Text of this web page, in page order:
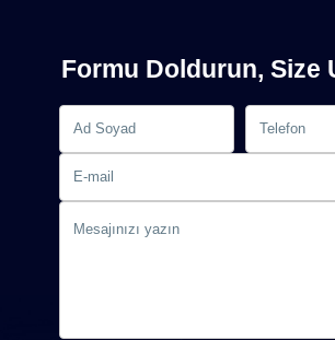
Formu Doldurun, Size